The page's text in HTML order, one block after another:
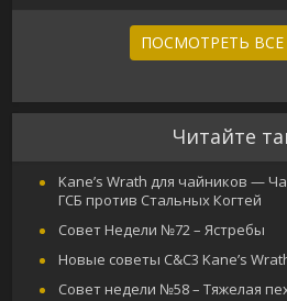
ПОСМОТРЕТЬ
Читайте
Kane’s Wrath для чайников —
ГСБ против Стальных Когтей
Совет Недели №72 – Ястребы
Новые советы C&C3 Kane’s
Совет недели №58 – Тяжелая